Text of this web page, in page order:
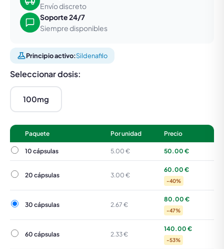
Envío discreto
Soporte 24/7
Siempre disponibles
Principio activo:Sildenafilo
Seleccionar dosis:
100mg
Paquete Por unidad Precio
10 cápsulas
10 cápsulas 5.00 € 50.00 €
20 cápsulas
20 cápsulas 3.00 €
60.00 €
-40%
30 cápsulas
30 cápsulas 2.67 €
80.00 €
-47%
60 cápsulas
60 cápsulas 2.33 €
140.00 €
-53%